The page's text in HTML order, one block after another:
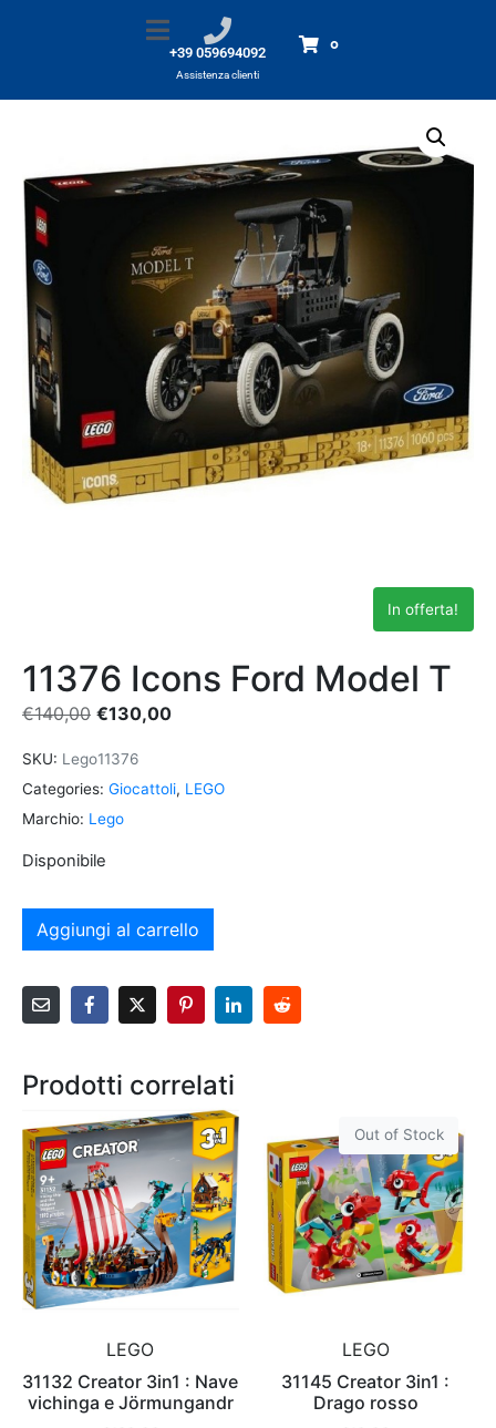
+39 059694092
Assistenza clienti
0
Prodotti 11376 Icons Ford Model T
In offerta!
11376 Icons Ford Model T
€140,00 €130,00
SKU: Lego11376
Categories: Giocattoli, LEGO
Marchio: Lego
Disponibile
Aggiungi al carrello
Prodotti correlati
LEGO
31132 Creator 3in1 : Nave
vichinga e Jörmungandr
Out of Stock
LEGO
31145 Creator 3in1 :
Drago rosso